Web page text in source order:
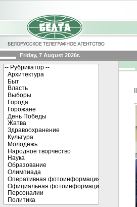
Friday, 7 August 2026г.